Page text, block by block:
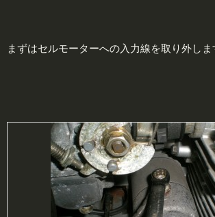
まずはセルモーターへの入力線を取り外しま